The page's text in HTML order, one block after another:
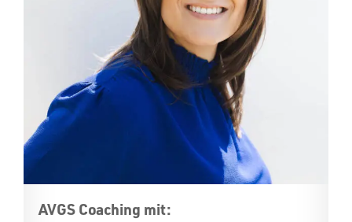
AVGS Coaching mit: